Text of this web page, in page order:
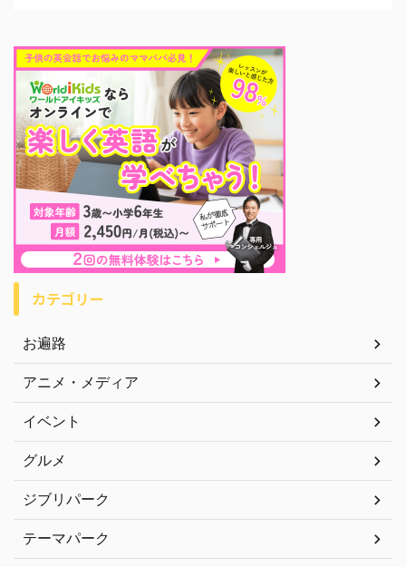
カテゴリー
お遍路
アニメ・メディア
イベント
グルメ
ジブリパーク
テーマパーク